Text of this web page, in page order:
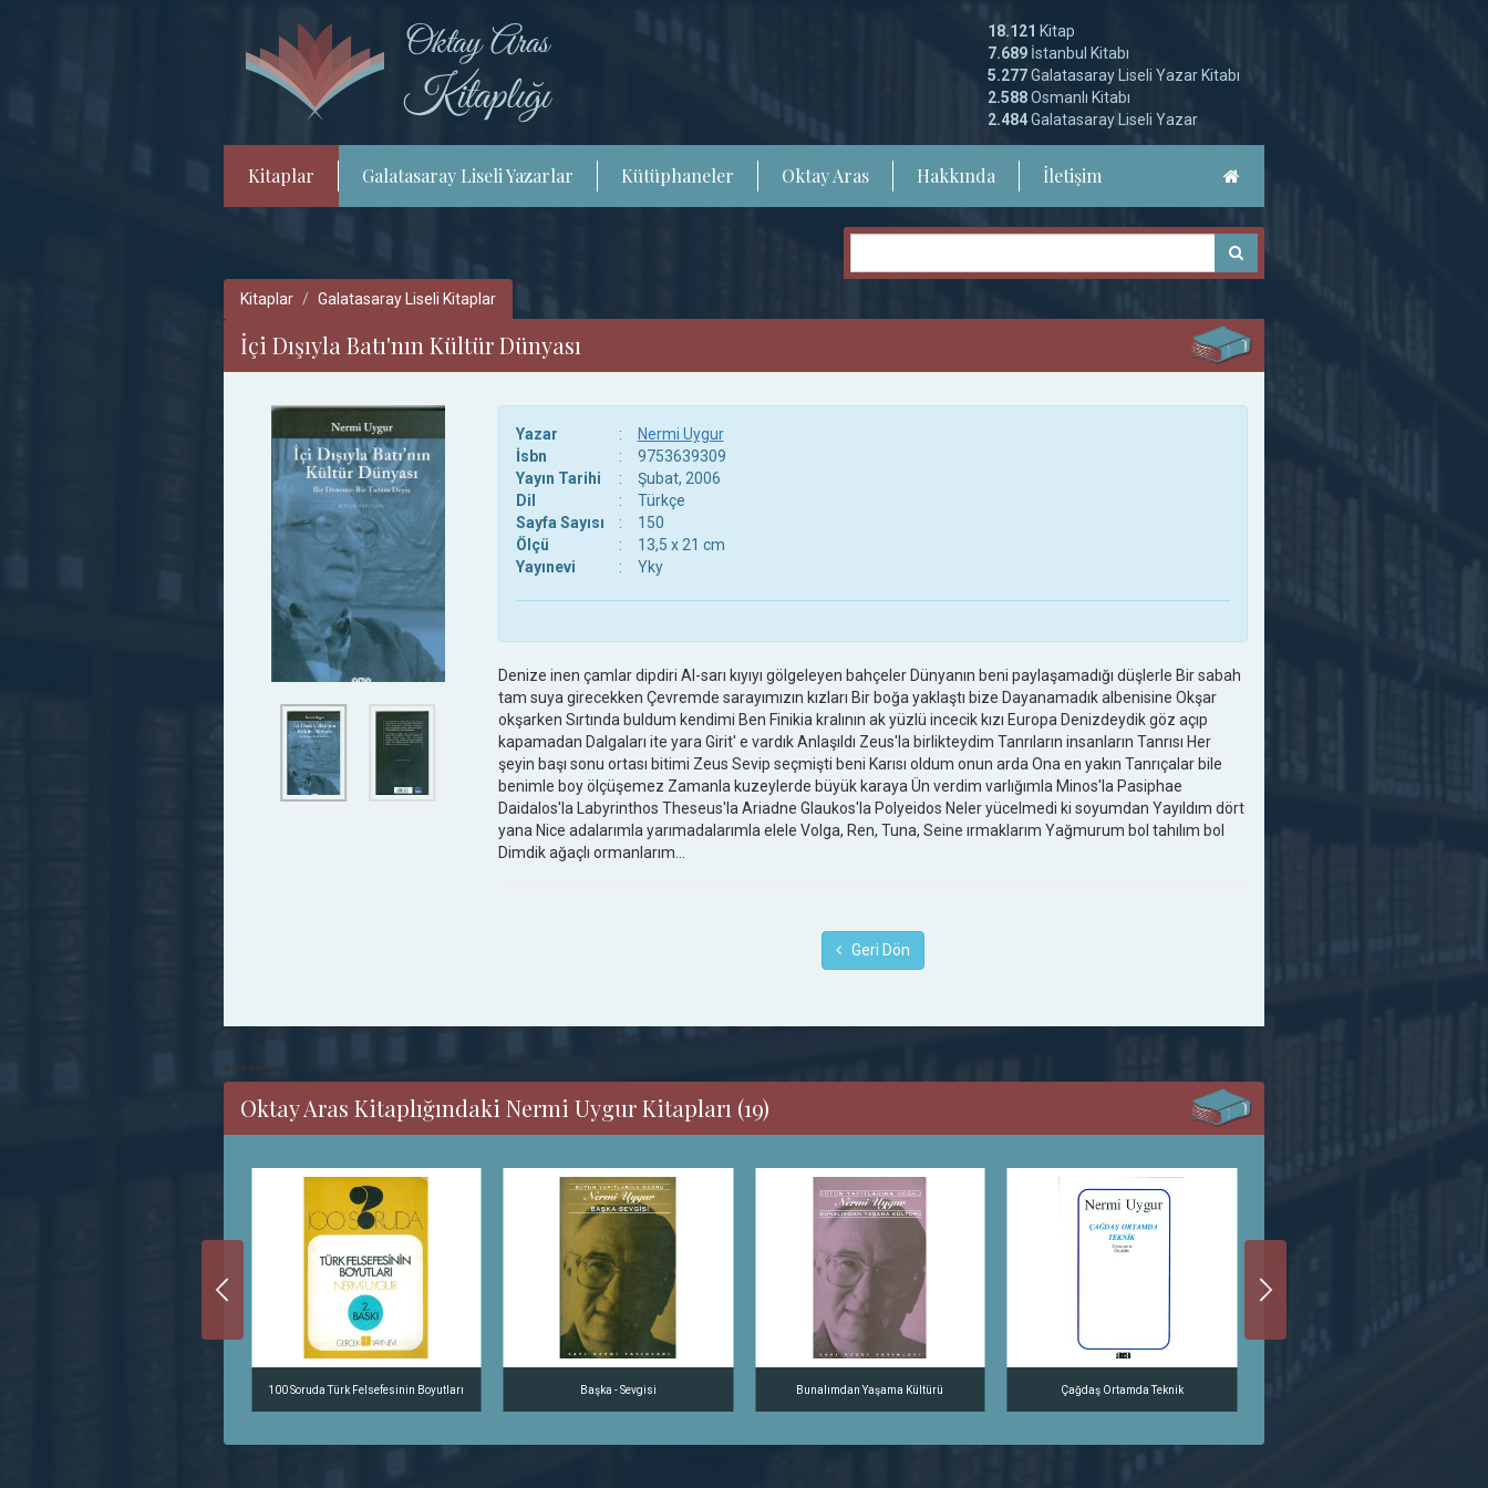
18.121 Kitap
7.689 İstanbul Kitabı
5.277Galatasaray Liseli Yazar Kitabı
2.588Osmanlı Kitabı
2.484Galatasaray Liseli Yazar
Kitaplar Galatasaray Liseli Yazarlar Kütüphaneler Oktay Aras Hakkında İletişim
Kitaplar Galatasaray Liseli Kitaplar
İçi Dışıyla Batı'nın Kültür Dünyası
Yazar :
Nermi Uygur
İsbn
:
9753639309
Yayın Tarihi
:
Şubat, 2006
Dil
:
Türkçe
Sayfa Sayısı
:
150
Ölçü
:
13,5 x 21 cm
Yayınevi
: Yky
Denize inen çamlar dipdiri Al-sarı kıyıyı gölgeleyen bahçeler Dünyanın beni paylaşamadığı düşlerle Bir sabah
tam suya girecekken Çevremde sarayımızın kızları Bir boğa yaklaştı bize Dayanamadık albenisine Okşar
okşarken Sırtında buldum kendimi Ben Finikia kralının ak yüzlü incecik kızı Europa Denizdeydik göz açıp
kapamadan Dalgaları ite yara Girit' e vardık Anlaşıldı Zeus'la birlikteydim Tanrıların insanların Tanrısı Her
şeyin başı sonu ortası bitimi Zeus Sevip seçmişti beni Karısı oldum onun arda Ona en yakın Tanrıçalar bile
benimle boy ölçüşemez Zamanla kuzeylerde büyük karaya Ün verdim varlığımla Minos'la Pasiphae
Daidalos'la Labyrinthos Theseus'la Ariadne Glaukos'la Polyeidos Neler yücelmedi ki soyumdan Yayıldım dört
yana Nice adalarımla yarımadalarımla elele Volga, Ren, Tuna, Seine ırmaklarım Yağmurum bol tahılım bol
Dimdik ağaçlı ormanlarım...
Geri Dön
******
Oktay Aras Kitaplığındaki Nermi Uygur Kitapları (19)
100 Soruda Türk Felsefesinin Boyutları Başka - Sevgisi Bunalımdan Yaşama Kültürü Çağdaş Ortamda Teknik